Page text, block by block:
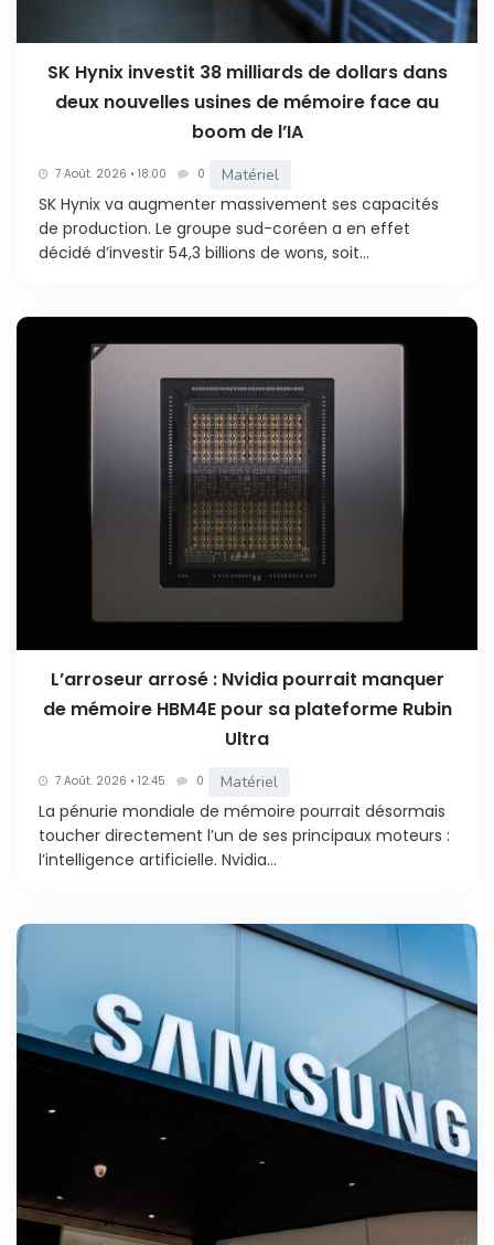
SK Hynix investit 38 milliards de dollars dans
deux nouvelles usines de mémoire face au
boom de l’IA
7 Août. 2026 • 18:00 0 Matériel
SK Hynix va augmenter massivement ses capacités
de production. Le groupe sud-coréen a en effet
décidé d’investir 54,3 billions de wons, soit...
L’arroseur arrosé : Nvidia pourrait manquer
de mémoire HBM4E pour sa plateforme Rubin
Ultra
7 Août. 2026 • 12:45 0 Matériel
La pénurie mondiale de mémoire pourrait désormais
toucher directement l’un de ses principaux moteurs :
l’intelligence artificielle. Nvidia...